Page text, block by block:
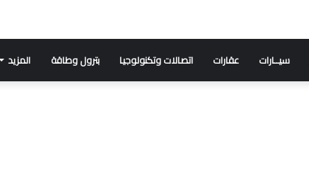
سيــارات عقارات اتصالات وتكنولوجيا بترول وطاقة المزيد